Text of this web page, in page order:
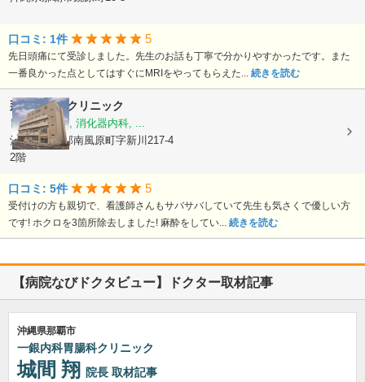
口コミ: 1件 5
先日頭痛にて受診しました。先生のお話も丁寧で分かりやすかったです。また
一番良かった点としてはすぐにMRIをやってもらえた... 続きを読む
那覇内視鏡クリニック
胃腸科, 内科, 消化器内科, ...
沖縄県島尻郡南風原町字新川217-4
2階
口コミ: 5件 5
受付けの方も親切で、看護師さんもサバサバしていて先生も気さくで優しい方
です! ホクロを3箇所除去しました! 麻酔をしてい... 続きを読む
【病院なびドクタビュー】ドクター取材記事
沖縄県那覇市
一銀内科胃腸科クリニック
城間 翔 院長 取材記事